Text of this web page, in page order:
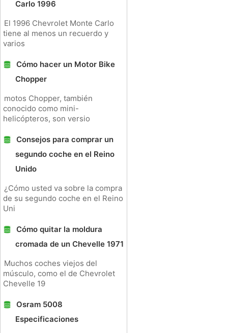
Carlo 1996
El 1996 Chevrolet Monte Carlo
tiene al menos un recuerdo y
varios
Cómo hacer un Motor Bike
Chopper
motos Chopper, también
conocido como mini-
helicópteros, son versio
Consejos para comprar un
segundo coche en el Reino
Unido
¿Cómo usted va sobre la compra
de su segundo coche en el Reino
Uni
Cómo quitar la moldura
cromada de un Chevelle 1971
Muchos coches viejos del
músculo, como el de Chevrolet
Chevelle 19
Osram 5008
Especificaciones